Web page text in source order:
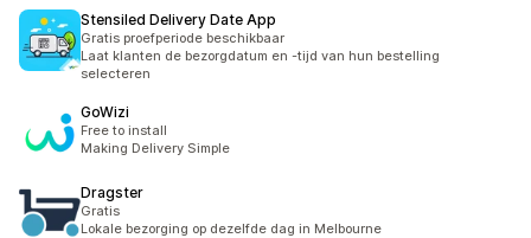
Stensiled Delivery Date App
Gratis proefperiode beschikbaar
Laat klanten de bezorgdatum en -tijd van hun bestelling
selecteren
GoWizi
Free to install
Making Delivery Simple
Dragster
Gratis
Lokale bezorging op dezelfde dag in Melbourne